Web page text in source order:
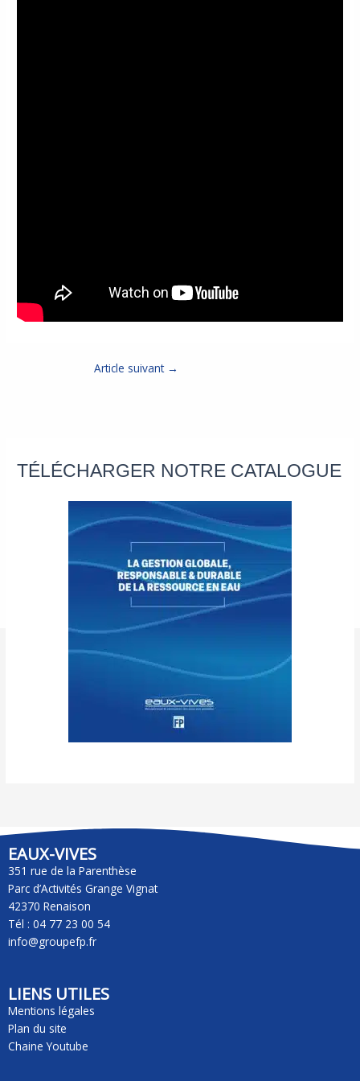
Article suivant →
TÉLÉCHARGER NOTRE CATALOGUE
EAUX-VIVES
351 rue de la Parenthèse
Parc d’Activités Grange Vignat
42370 Renaison
Tél : 04 77 23 00 54
info@groupefp.fr
LIENS UTILES
Mentions légales
Plan du site
Chaine Youtube